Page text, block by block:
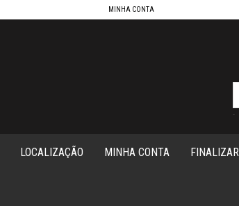
MINHA CONTA
-
LOCALIZAÇÃO MINHA CONTA